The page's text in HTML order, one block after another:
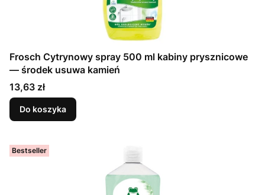
Frosch Cytrynowy spray 500 ml kabiny prysznicowe
— środek usuwa kamień
Cena
13,63 zł
Do koszyka
Bestseller